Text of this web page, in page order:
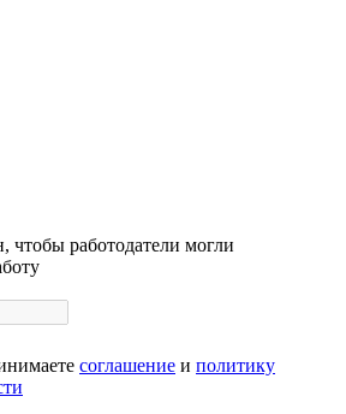
чтобы работодатели могли
соглашение и политику